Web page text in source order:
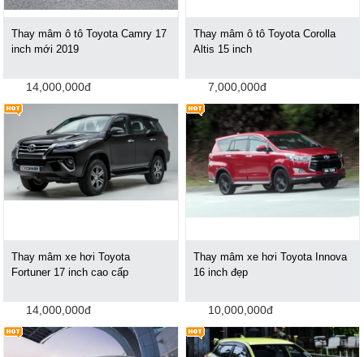
Thay mâm ô tô Toyota Camry 17
inch mới 2019
14,000,000đ
Thay mâm ô tô Toyota Corolla
Altis 15 inch
7,000,000đ
Thay mâm xe hơi Toyota
Fortuner 17 inch cao cấp
14,000,000đ
Thay mâm xe hơi Toyota Innova
16 inch đẹp
10,000,000đ